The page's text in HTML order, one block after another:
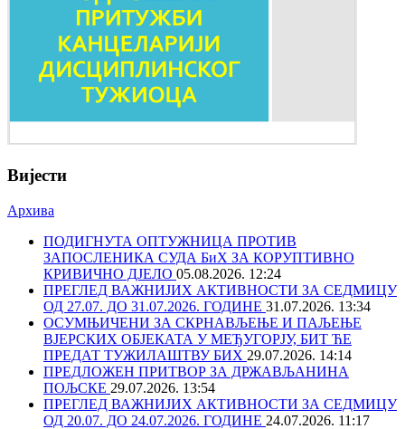
Вијести
Архива
ПОДИГНУТА ОПТУЖНИЦА ПРОТИВ
ЗАПОСЛЕНИКА СУДА БиХ ЗА КОРУПТИВНО
КРИВИЧНО ДЈЕЛО 05.08.2026. 12:24
ПРЕГЛЕД ВАЖНИЈИХ АКТИВНОСТИ ЗА СЕДМИЦУ
ОД 27.07. ДО 31.07.2026. ГОДИНЕ 31.07.2026. 13:34
ОСУМЊИЧЕНИ ЗА СКРНАВЉЕЊЕ И ПАЉЕЊЕ
ВЈЕРСКИХ ОБЈЕКАТА У МЕЂУГОРЈУ, БИТ ЋЕ
ПРЕДАТ ТУЖИЛАШТВУ БИХ 29.07.2026. 14:14
ПРЕДЛОЖЕН ПРИТВОР ЗА ДРЖАВЉАНИНА
ПОЉСКЕ 29.07.2026. 13:54
ПРЕГЛЕД ВАЖНИЈИХ АКТИВНОСТИ ЗА СЕДМИЦУ
ОД 20.07. ДО 24.07.2026. ГОДИНЕ 24.07.2026. 11:17